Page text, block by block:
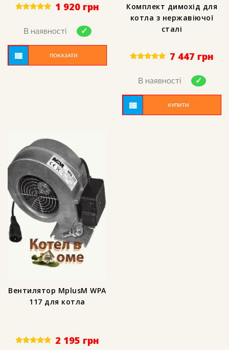
out of 5
1 920 грн
В наявності
ПОКАЗАТИ
Комплект димохід для
котла з нержавіючої
сталі
out of 5
7 447 грн
В наявності
КУПИТИ
Вентилятор MplusM WPA
117 для котла
2 195 грн